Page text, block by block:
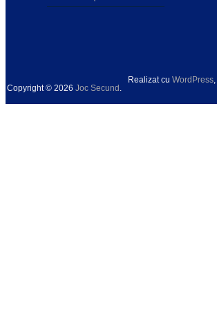
Copyright © 2026 Joc Secund
Realizat cu WordPress